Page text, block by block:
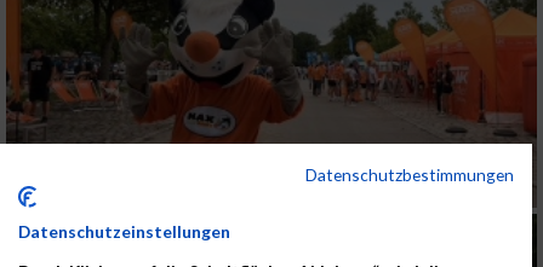
Datenschutzbestimmungen
Datenschutzeinstellungen